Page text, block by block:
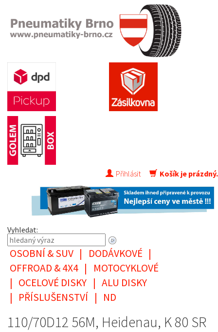
Přihlásit Košík je prázdný.
Vyhledat:
OSOBNÍ & SUV | DODÁVKOVÉ |
OFFROAD & 4X4 |
MOTOCYKLOVÉ
| OCELOVÉ DISKY | ALU DISKY
| PŘÍSLUŠENSTVÍ | ND
110/70D12 56M, Heidenau, K 80 SR